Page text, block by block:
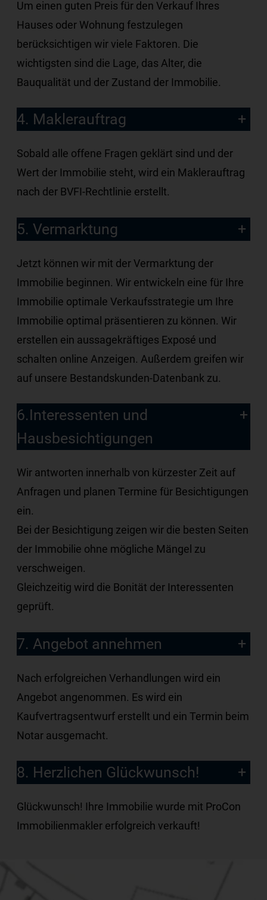
Um einen guten Preis für den Verkauf Ihres
Hauses oder Wohnung festzulegen
berücksichtigen wir viele Faktoren. Die
wichtigsten sind die Lage, das Alter, die
Bauqualität und der Zustand der Immobilie.
4. Maklerauftrag
Sobald alle offene Fragen geklärt sind und der
Wert der Immobilie steht, wird ein Maklerauftrag
nach der BVFI-Rechtlinie erstellt.
5. Vermarktung
Jetzt können wir mit der Vermarktung der
Immobilie beginnen. Wir entwickeln eine für Ihre
Immobilie optimale Verkaufsstrategie um Ihre
Immobilie optimal präsentieren zu können. Wir
erstellen ein aussagekräftiges Exposé und
schalten online Anzeigen. Außerdem greifen wir
auf unsere Bestandskunden-Datenbank zu.
6.Interessenten und
Hausbesichtigungen
Wir antworten innerhalb von kürzester Zeit auf
Anfragen und planen Termine für Besichtigungen
ein.
Bei der Besichtigung zeigen wir die besten Seiten
der Immobilie ohne mögliche Mängel zu
verschweigen.
Gleichzeitig wird die Bonität der Interessenten
geprüft.
7. Angebot annehmen
Nach erfolgreichen Verhandlungen wird ein
Angebot angenommen. Es wird ein
Kaufvertragsentwurf erstellt und ein Termin beim
Notar ausgemacht.
8. Herzlichen Glückwunsch!
Glückwunsch! Ihre Immobilie wurde mit ProCon
Immobilienmakler erfolgreich verkauft!